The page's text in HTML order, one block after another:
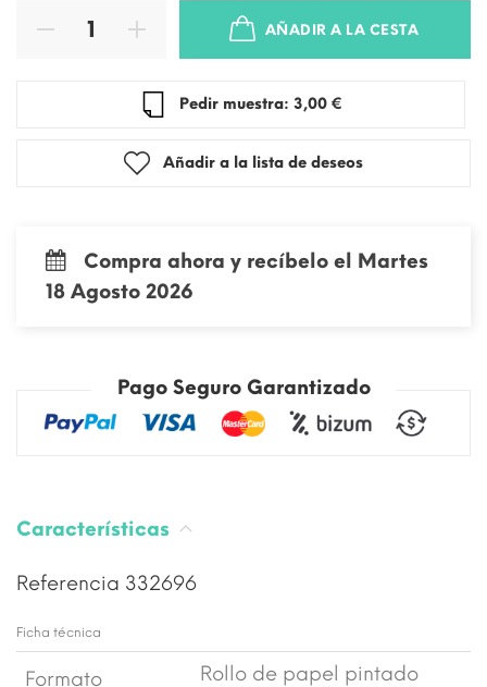
AÑADIR A LA CESTA
Pedir muestra: 3,00 €
Añadir a la lista de deseos
Compra ahora y recíbelo el Martes
18 Agosto 2026
Pago Seguro Garantizado
Características
Referencia 332696
Ficha técnica
Formato Rollo de papel pintado